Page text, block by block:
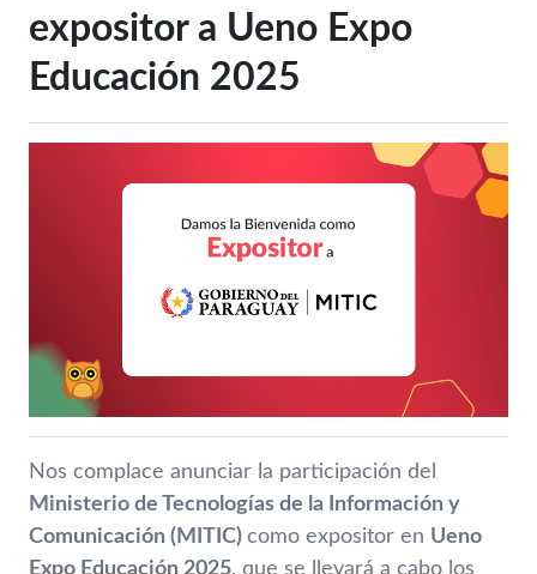
expositor a Ueno Expo
Educación 2025
Nos complace anunciar la participación del
Ministerio de Tecnologías de la Información y
Comunicación (MITIC) como expositor en Ueno
Expo Educación 2025, que se llevará a cabo los